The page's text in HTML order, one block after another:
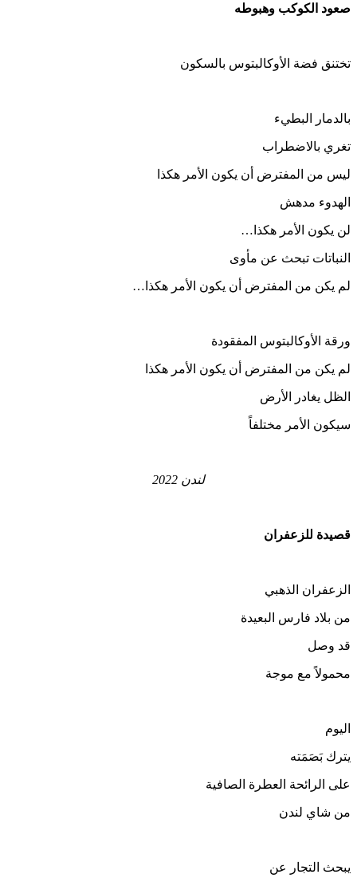
صعود الكوكب وهبوطه
تختنق فضة الأوكالبتوس بالسكون
بالدمار البطيء
تغري بالاضطراب
ليس من المفترض أن يكون الأمر هكذا
الهدوء مدهش
لن يكون الأمر هكذا…
النباتات تبحث عن مأوى
لم يكن من المفترض أن يكون الأمر هكذا…
ورقة الأوكالبتوس المفقودة
لم يكن من المفترض أن يكون الأمر هكذا
الظل يغادر الأرض
سيكون الأمر مختلفاً
لندن 2022
قصيدة للزعفران
الزعفران الذهبي
من بلاد فارس البعيدة
قد وصل
محمولاً مع موجة
اليوم
يترك بَصَمَته
على الرائحة العطرة الصافية
من شاي لندن
يبحث التجار عن